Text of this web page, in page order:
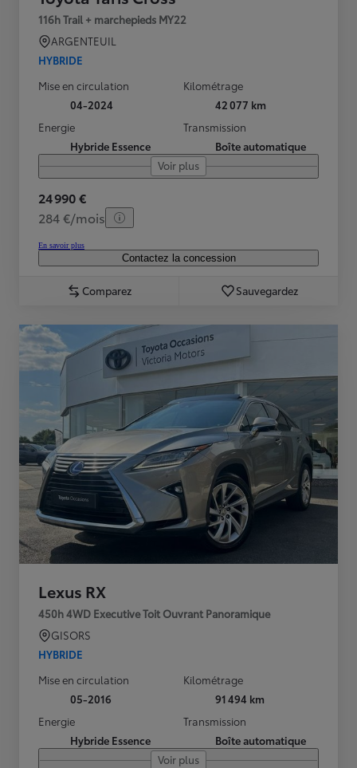
116h Trail + marchepieds MY22
ARGENTEUIL
HYBRIDE
Mise en circulation
04-2024
Kilométrage
42 077 km
Energie
Hybride Essence
Transmission
Boîte automatique
Voir plus
24 990 €
284 €/mois
En savoir plus
Contactez la concession
Comparez Sauvegardez
Lexus RX
450h 4WD Executive Toit Ouvrant Panoramique
GISORS
HYBRIDE
Mise en circulation
05-2016
Kilométrage
91 494 km
Energie
Hybride Essence
Transmission
Boîte automatique
Voir plus